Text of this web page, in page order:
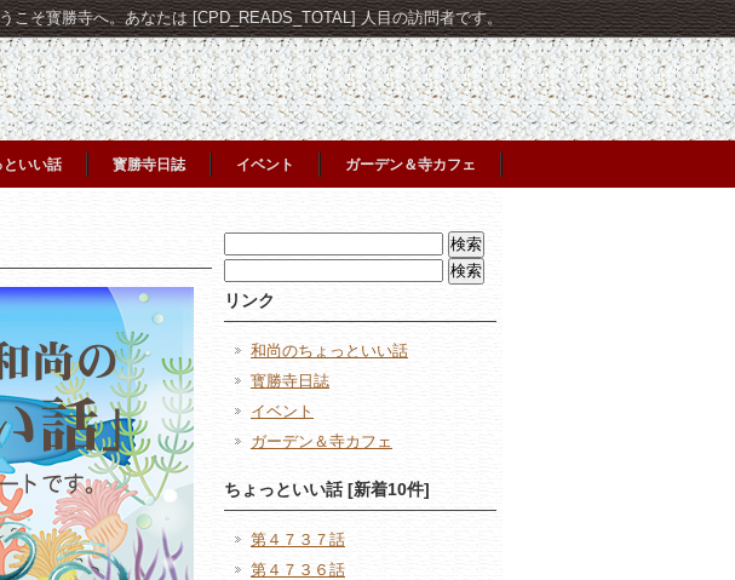
こそ寳勝寺へ。あなたは [CPD_READS_TOTAL] 人目の訪問者です。
といい話 寳勝寺日誌 イベント ガーデン＆寺カフェ
索:
索:
リンク
和尚のちょっといい話
寳勝寺日誌
イベント
ガーデン＆寺カフェ
ちょっといい話 [新着10件]
第４７３７話
第４７３６話